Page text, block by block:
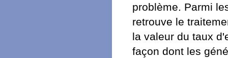
problème. Parmi
retrouve le
la valeur du taux
façon dont les